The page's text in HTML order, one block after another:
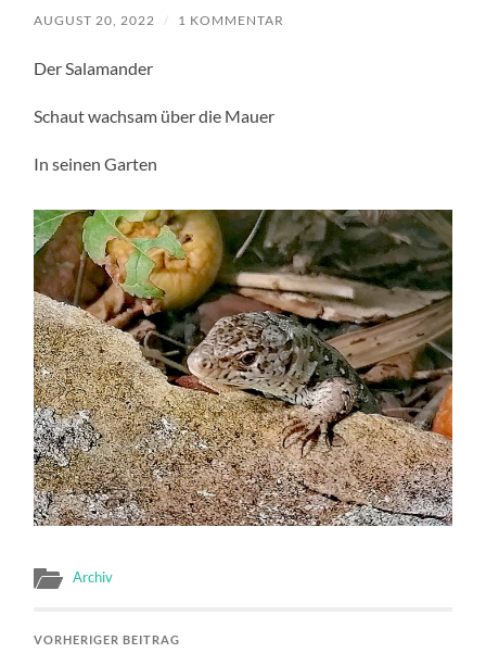
AUGUST 20, 2022 / 1 KOMMENTAR
Der Salamander
Schaut wachsam über die Mauer
In seinen Garten
Archiv
VORHERIGER BEITRAG